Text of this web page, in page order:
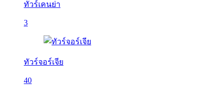
ทัวร์เคนย่า
3
ทัวร์จอร์เจีย
40